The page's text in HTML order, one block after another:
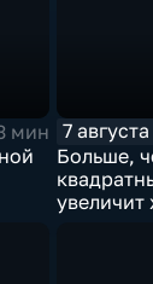
мин
7 августа
Больше,